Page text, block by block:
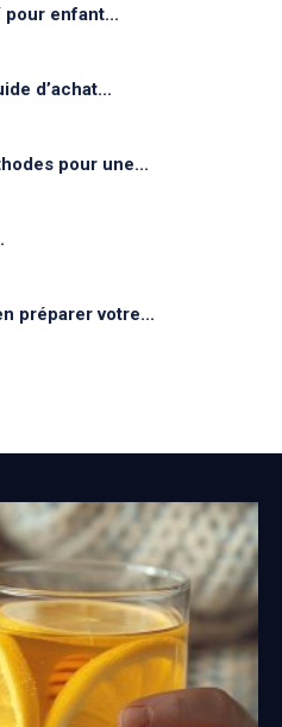
pour enfant...
d’achat...
pour une...
préparer votre...